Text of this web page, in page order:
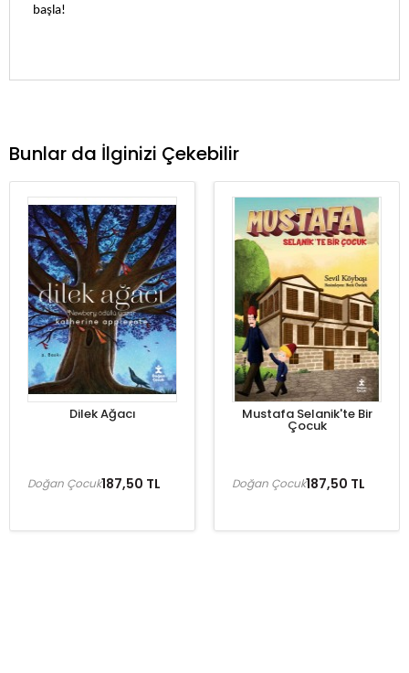
başla!
Bunlar da İlginizi Çekebilir
Dilek Ağacı
187,50 TL
Doğan Çocuk
Mustafa Selanik'te Bir
Çocuk
187,50 TL
Doğan Çocuk